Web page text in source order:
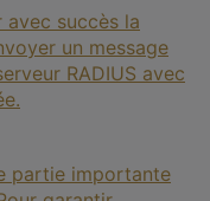
succès la
un message
RADIUS avec
partie importante